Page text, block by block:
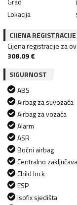
Lokacija
CIJENA REGISTRACIJE
Cijena registracije za
308.09€
SIGURNOST
ABS
Airbag za suvozača
Airbag za vozača
Alarm
ASR
Bočni airbag
Centralno
Child lock
ESP
Isofix sjedišta